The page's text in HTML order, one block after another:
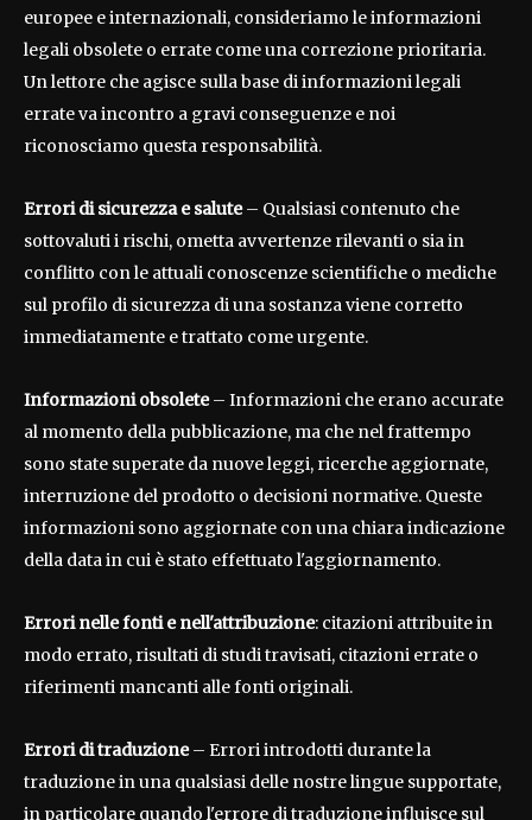
europee e internazionali, consideriamo le informazioni
legali obsolete o errate come una correzione prioritaria.
Un lettore che agisce sulla base di informazioni legali
errate va incontro a gravi conseguenze e noi
riconosciamo questa responsabilità.
Errori di sicurezza e salute– Qualsiasi contenuto che
sottovaluti i rischi, ometta avvertenze rilevanti o sia in
conflitto con le attuali conoscenze scientifiche o mediche
sul profilo di sicurezza di una sostanza viene corretto
immediatamente e trattato come urgente.
Informazioni obsolete– Informazioni che erano accurate
al momento della pubblicazione, ma che nel frattempo
sono state superate da nuove leggi, ricerche aggiornate,
interruzione del prodotto o decisioni normative. Queste
informazioni sono aggiornate con una chiara indicazione
della data in cui è stato effettuato l'aggiornamento.
Errori nelle fonti e nell'attribuzione: citazioni attribuite in
modo errato, risultati di studi travisati, citazioni errate o
riferimenti mancanti alle fonti originali.
Errori di traduzione– Errori introdotti durante la
traduzione in una qualsiasi delle nostre lingue supportate,
in particolare quando l'errore di traduzione influisce sul